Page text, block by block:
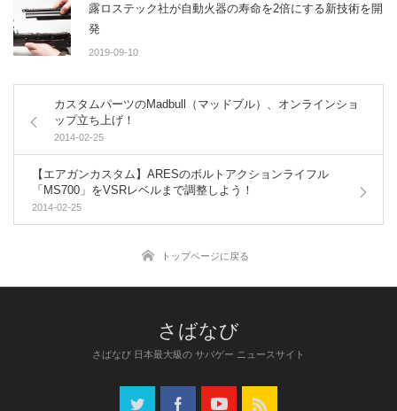
露ロステック社が自動火器の寿命を2倍にする新技術を開
発
2019-09-10
カスタムパーツのMadbull（マッドブル）、オンラインショ
ップ立ち上げ！
2014-02-25
【エアガンカスタム】ARESのボルトアクションライフル
「MS700」をVSRレベルまで調整しよう！
2014-02-25
トップページに戻る
さばなび 日本最大級の サバゲー ニュースサイト